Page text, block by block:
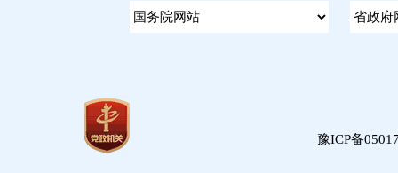
豫ICP备